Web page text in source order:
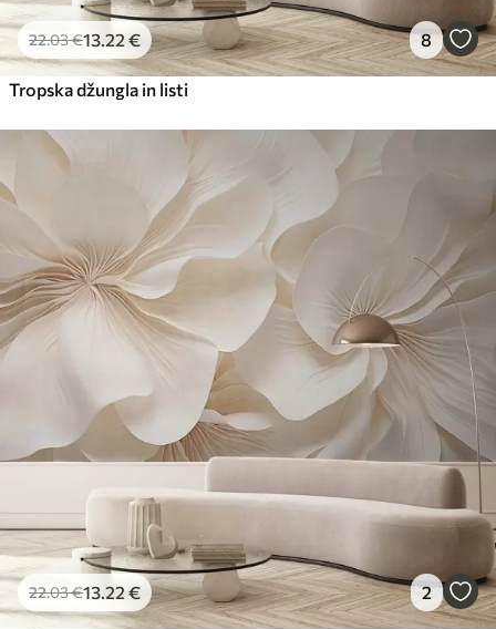
22.03€13 .22 € 8
Tropska džungla in listi
22.03€13 .22 € 2